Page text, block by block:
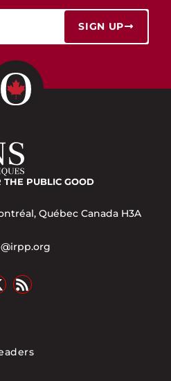
SIGN UP
THE PUBLIC GOOD
Québec Canada H3A